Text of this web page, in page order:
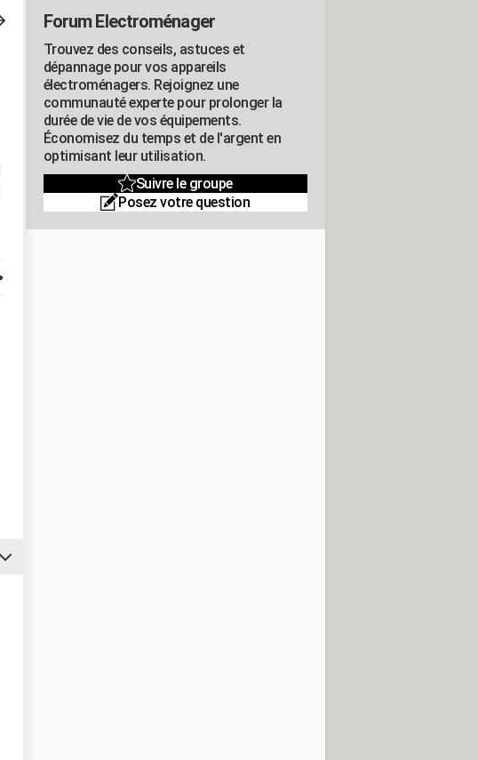
Forum Electroménager
Trouvez des conseils, astuces et
dépannage pour vos appareils
électroménagers. Rejoignez une
communauté experte pour prolonger la
durée de vie de vos équipements.
Économisez du temps et de l'argent en
optimisant leur utilisation.
Suivre le groupe
Posez votre question